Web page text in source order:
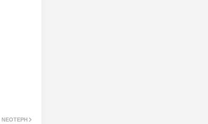
ΝΕΌΤΕΡΗ